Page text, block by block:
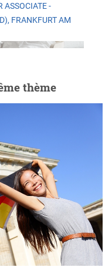
ASSOCIATE -
FRANKFURT AM
thème